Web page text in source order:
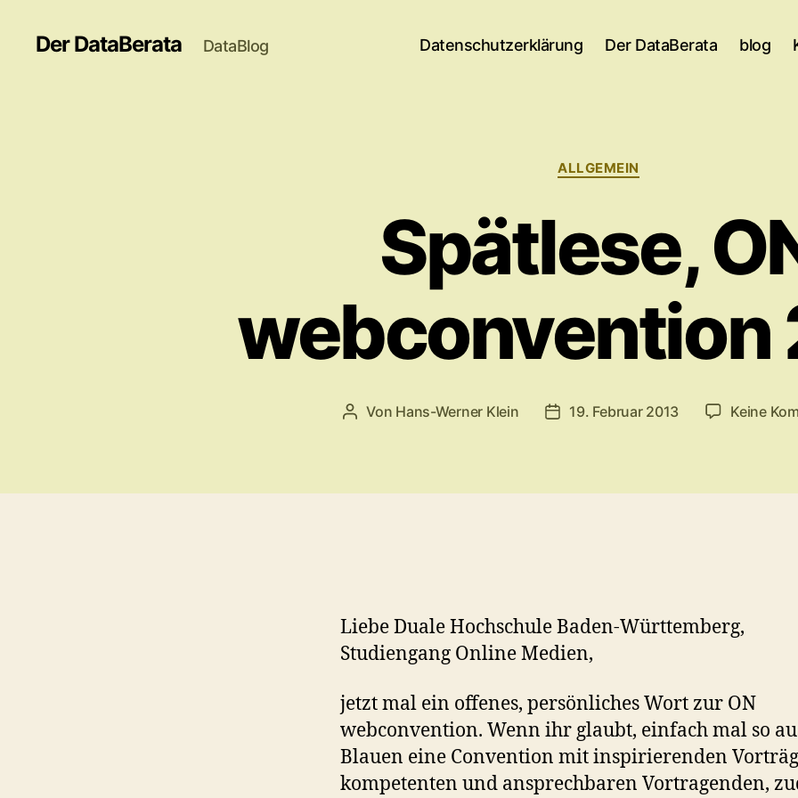
Der DataBerata DataBlog Datenschutzerklärung Der DataBerata blog
Kategorien
ALLGEMEIN
Spätlese,
webconvention
Beitragsautor
Von Hans-Werner Klein Veröffentlichungsdatum
19. Februar 2013 Keine
Liebe Duale Hochschule Baden-Württemberg,
Studiengang Online Medien,
jetzt mal ein offenes, persönliches Wort zur ON
webconvention. Wenn ihr glaubt, einfach mal so
Blauen eine Convention mit inspirierenden
kompetenten und ansprechbaren Vortragenden,